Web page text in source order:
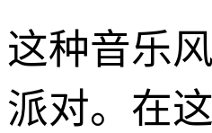
这种音乐
派对。在